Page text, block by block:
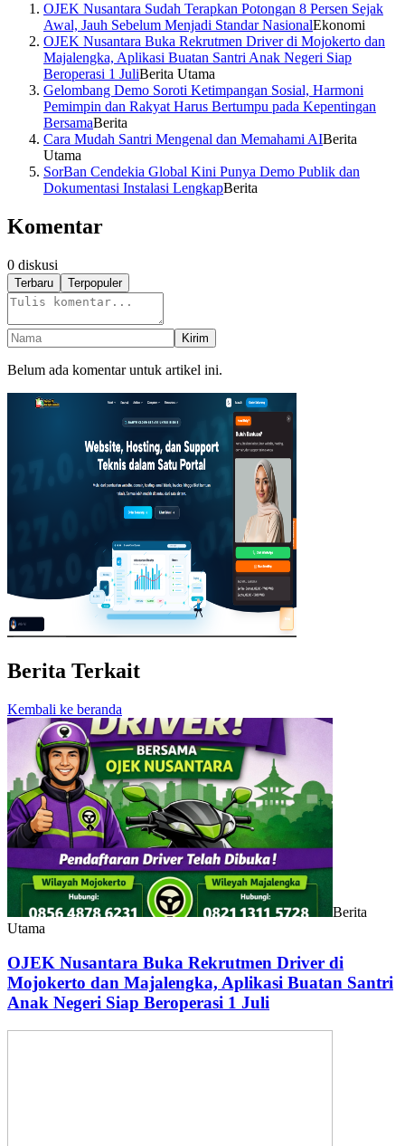
OJEK Nusantara Sudah Terapkan Potongan 8 Persen Sejak
Awal, Jauh Sebelum Menjadi Standar NasionalEkonomi
OJEK Nusantara Buka Rekrutmen Driver di Mojokerto dan
Majalengka, Aplikasi Buatan Santri Anak Negeri Siap
Beroperasi 1 JuliBerita Utama
Gelombang Demo Soroti Ketimpangan Sosial, Harmoni
Pemimpin dan Rakyat Harus Bertumpu pada Kepentingan
BersamaBerita
Cara Mudah Santri Mengenal dan Memahami AIBerita
Utama
SorBan Cendekia Global Kini Punya Demo Publik dan
Dokumentasi Instalasi LengkapBerita
Komentar
0 diskusi
Terbaru Terpopuler
Kirim
Belum ada komentar untuk artikel ini.
Berita Terkait
Kembali ke beranda
Berita
Utama
OJEK Nusantara Buka Rekrutmen Driver di
Mojokerto dan Majalengka, Aplikasi Buatan Santri
Anak Negeri Siap Beroperasi 1 Juli